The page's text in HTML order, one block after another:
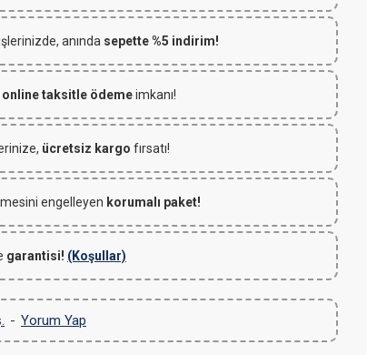
anında sepette %5 indirim!
online taksitle ödemeimkanı!
ücretsiz kargo fırsatı!
engelleyen korumalı paket!
garantisi! (Koşullar)
- Yorum Yap